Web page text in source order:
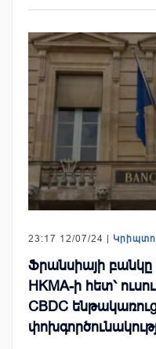
23:17 12/07/24 | Կրիպտո
Ֆրանսիայի
HKMA-ի հետ՝
CBDC